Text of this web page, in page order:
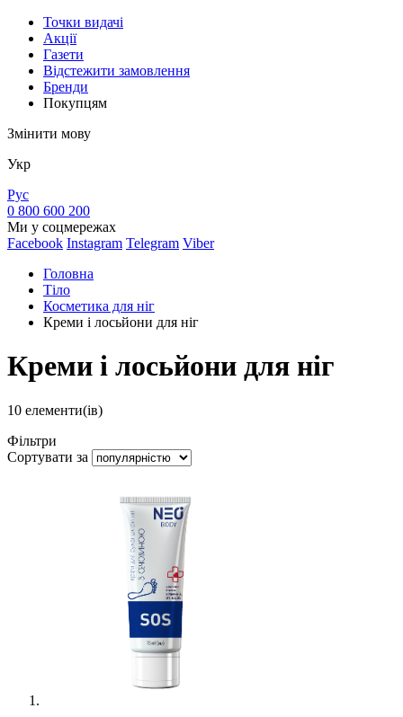
Точки видачi
Акції
Газети
Відстежити замовлення
Бренди
Покупцям
Змінити мову
Укр
Рус
0 800 600 200
Ми у соцмережах
Facebook Instagram Telegram Viber
Головна
Тіло
Косметика для ніг
Креми і лосьйони для ніг
Креми і лосьйони для ніг
10 елементи(ів)
Фільтри
Сортувати за